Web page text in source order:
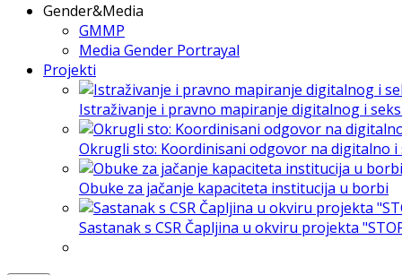
Gender&Media
GMMP
Media Gender Portrayal
Projekti
Istraživanje i pravno mapiranje digitalnog i
Okrugli sto: Koordinisani odgovor na digitalno i
Obuke za jačanje kapaciteta institucija u borbi
Sastanak s CSR Čapljina u okviru projekta